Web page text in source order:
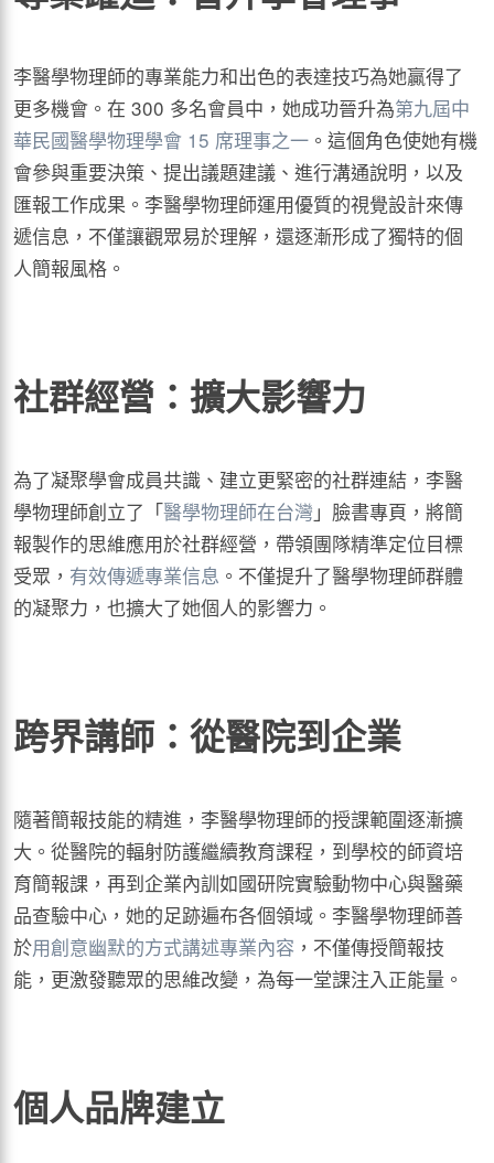
李醫學物理師的專業能力和出色的表達技巧為她贏得了
更多機會。在 300 多名會員中，她成功晉升為第九屆中
華民國醫學物理學會 15 席理事之一 。這個角色使她有機
會參與重要決策、提出議題建議、進行溝通說明，以及
匯報工作成果。李醫學物理師運用優質的視覺設計來傳
遞信息，不僅讓觀眾易於理解，還逐漸形成了獨特的個
人簡報風格。
社群經營：擴大影響力
為了凝聚學會成員共識、建立更緊密的社群連結，李醫
學物理師創立了「醫學物理師在台灣 」臉書專頁，將簡
報製作的思維應用於社群經營，帶領團隊精準定位目標
受眾， 有效傳遞專業信息 。不僅提升了醫學物理師群體
的凝聚力，也擴大了她個人的影響力。
跨界講師：從醫院到企業
隨著簡報技能的精進，李醫學物理師的授課範圍逐漸擴
大。從醫院的輻射防護繼續教育課程，到學校的師資培
育簡報課，再到企業內訓如國研院實驗動物中心與醫藥
品查驗中心，她的足跡遍布各個領域。李醫學物理師善
於用創意幽默的方式講述專業內容 ，不僅傳授簡報技
能，更激發聽眾的思維改變，為每一堂課注入正能量。
個人品牌建立